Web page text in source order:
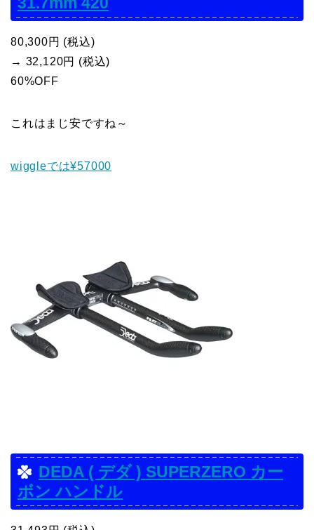
80,300円 (税込)
→ 32,120円 (税込)
60%OFF
これはまじ安ですね～
wiggleでは¥57000
DEDA ( デダ ) SUPERZERO カー
ボン ハンドル